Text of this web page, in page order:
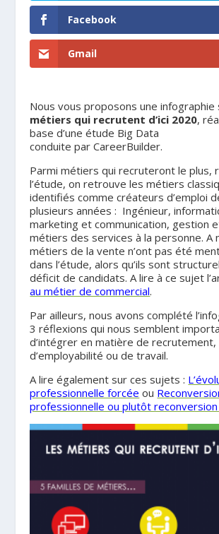
Facebook
Gmail
Nous vous proposons une infographie
métiers qui recrutent d’ici 2020,
base d’une étude Big Data
conduite par CareerBuilder.
Parmi métiers qui recruteront le plus,
l’étude, on retrouve les métiers
identifiés comme créateurs d’emploi
plusieurs années : Ingénieur,
marketing et communication, gestion
métiers des services à la personne. A
métiers de la vente n’ont pas été
dans l’étude, alors qu’ils sont
déficit de candidats. A lire à ce sujet
au métier de commercial.
Par ailleurs, nous avons complété
3 réflexions qui nous semblent
d’intégrer en matière de recrutement,
d’employabilité ou de travail.
A lire également sur ces sujets :
professionnelle forcée ou
professionnelle ou plutôt